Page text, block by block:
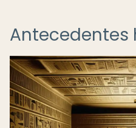
Antecedentes